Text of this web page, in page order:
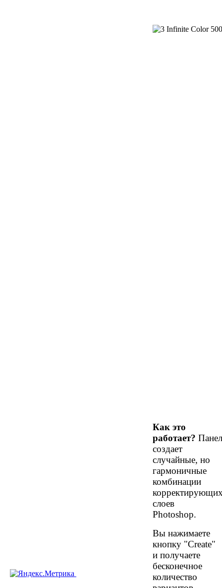
Как это
работает?
создает
случайные, но
гармоничные
комбинации
слоев
Photoshop.
Вы нажимаете
кнопку "Create"
и получаете
бесконечное
количество